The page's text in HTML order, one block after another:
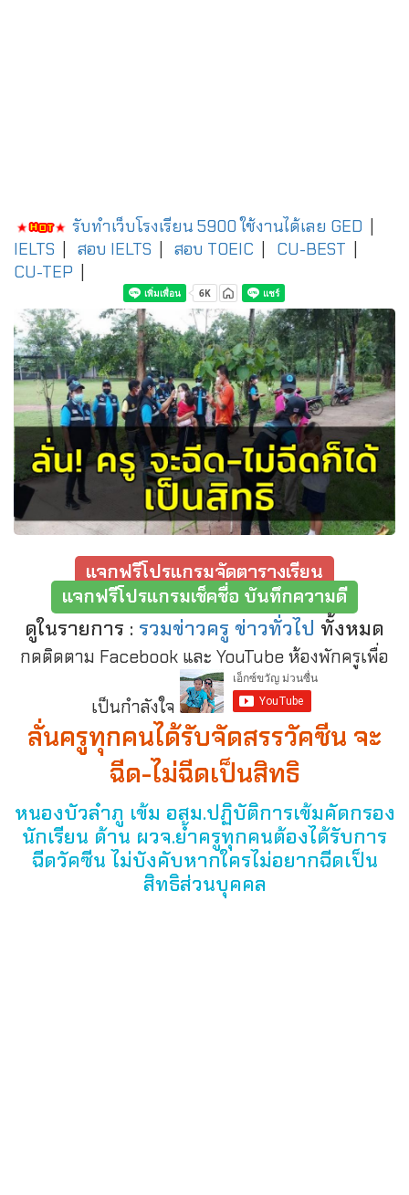
รับทำเว็บโรงเรียน 5900 ใช้งานได้เลย GED
IELTS
สอบ IELTS สอบ TOEIC CU-BEST
CU-TEP
แจกฟรีโปรแกรมจัดตารางเรียน
แจกฟรีโปรแกรมเช็คชื่อ บันทึกความดี
ดูในรายการ : รวมข่าวครู ข่าวทั่วไป ทั้งหมด
กดติดตาม Facebook และ YouTube ห้องพักครูเพื่อ
เป็นกำลังใจ
ลั่นครูทุกคนได้รับจัดสรรวัคซีน จะ
ฉีด-ไม่ฉีดเป็นสิทธิ
หนองบัวลำภู เข้ม อสม.ปฏิบัติการเข้มคัดกรอง
นักเรียน ด้าน ผวจ.ย้ำครูทุกคนต้องได้รับการ
ฉีดวัคซีน ไม่บังคับหากใครไม่อยากฉีดเป็น
สิทธิส่วนบุคคล